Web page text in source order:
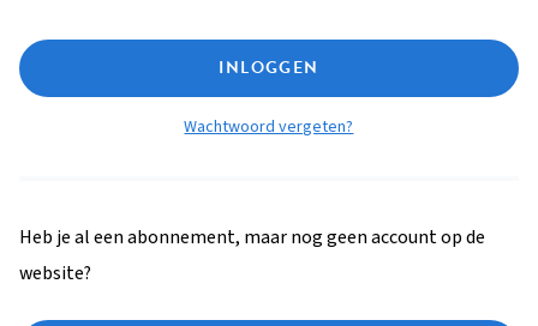
INLOGGEN
Wachtwoord vergeten?
Heb je al een abonnement, maar nog geen account op de
website?